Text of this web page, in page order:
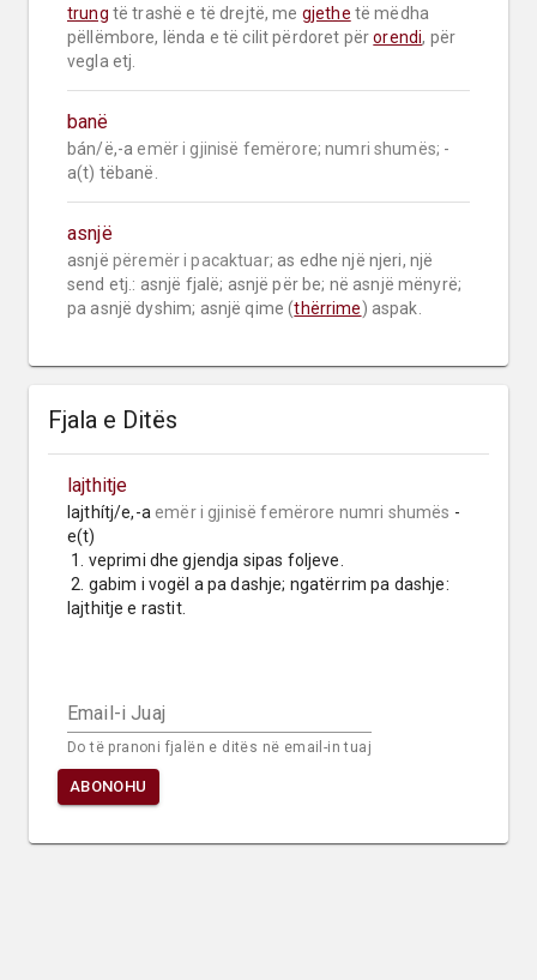
trung të trashë e të drejtë, me gjethe të mëdha
pëllëmbore, lënda e të cilit përdoret për orendi, për
vegla etj.
banë
bán/ë,-a emër i gjinisë femërore; numri shumës; -
a(t) tëbanë.
asnjë
asnjë përemër i pacaktuar; as edhe një njeri, një
send etj.: asnjë fjalë; asnjë për be; në asnjë mënyrë;
pa asnjë dyshim; asnjë qime (thërrime) aspak.
Fjala e Ditës
lajthitje
lajthítj/e,-a emër i gjinisë femërore numri shumës -
e(t)
2. gabim i vogël a pa dashje; ngatërrim pa dashje:
lajthitje e rastit.
Email-i Juaj
Do të pranoni fjalën e ditës në email-in tuaj
ABONOHU